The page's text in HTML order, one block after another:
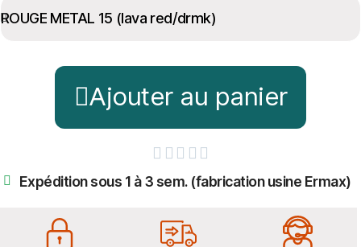
Ajouter au panier
    
Expédition sous 1 à 3 sem. (fabrication usine Ermax)